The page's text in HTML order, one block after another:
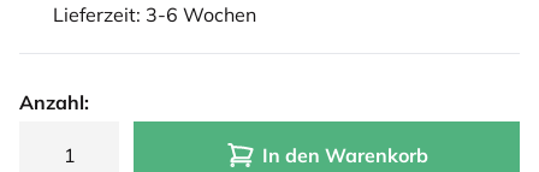
Lieferzeit: 3-6 Wochen
Anzahl:
In den Warenkorb